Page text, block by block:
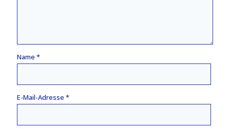
Name *
E-Mail-Adresse *